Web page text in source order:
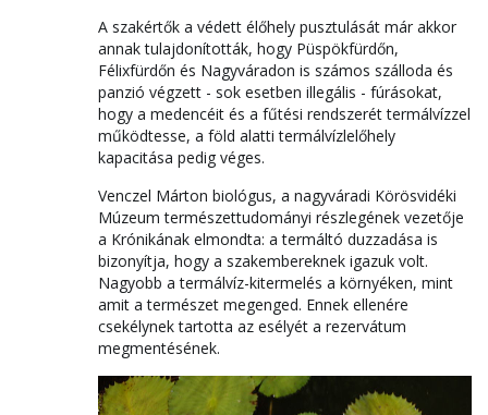
A szakértők a védett élőhely pusztulását már akkor
annak tulajdonították, hogy Püspökfürdőn,
Félixfürdőn és Nagyváradon is számos szálloda és
panzió végzett - sok esetben illegális - fúrásokat,
hogy a medencéit és a fűtési rendszerét termálvízzel
működtesse, a föld alatti termálvízlelőhely
kapacitása pedig véges.
Venczel Márton biológus, a nagyváradi Körösvidéki
Múzeum természettudományi részlegének vezetője
a Krónikának elmondta: a termáltó duzzadása is
bizonyítja, hogy a szakembereknek igazuk volt.
Nagyobb a termálvíz-kitermelés a környéken, mint
amit a természet megenged. Ennek ellenére
csekélynek tartotta az esélyét a rezervátum
megmentésének.